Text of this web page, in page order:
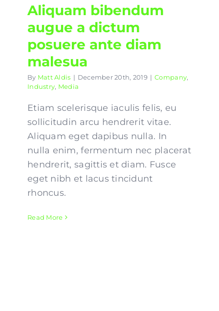
Aliquam bibendum
augue a dictum
posuere ante diam
malesua
By Matt Aldis | December 20th, 2019 | Company,
Industry, Media
Etiam scelerisque iaculis felis, eu
sollicitudin arcu hendrerit vitae.
Aliquam eget dapibus nulla. In
nulla enim, fermentum nec placerat
hendrerit, sagittis et diam. Fusce
eget nibh et lacus tincidunt
rhoncus.
Read More